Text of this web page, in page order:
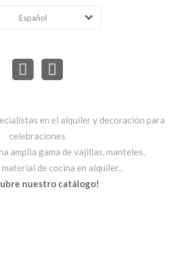
Español
en el alquiler y decoración para
celebraciones
amplia gama de vajillas, manteles,
de cocina en alquiler..
nuestro catálogo!